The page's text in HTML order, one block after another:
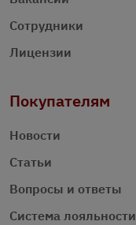
Сотрудники
Лицензии
Покупателям
Новости
Статьи
Вопросы и ответы
Система лояльности